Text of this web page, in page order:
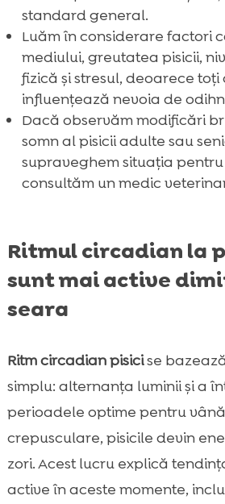
standard general.
Luăm în considerare factori
mediului, greutatea pisicii,
fizică și stresul, deoarece toți
influențează nevoia de
Dacă observăm modificări
somn al pisicii adulte sau
supraveghem situația pentru
consultăm un medic
Ritmul circadian la
sunt mai active
seara
Ritm circadian pisicise
simplu: alternanța luminii și a
perioadele optime pentru
crepusculare, pisicile devin
zori. Acest lucru explică
active în aceste momente,